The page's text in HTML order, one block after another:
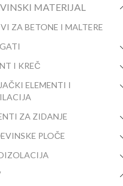
MATERIJAL
ZA BETONE I MALTERE
I KREČ
ELEMENTI I
ZA ZIDANJE
PLOČE